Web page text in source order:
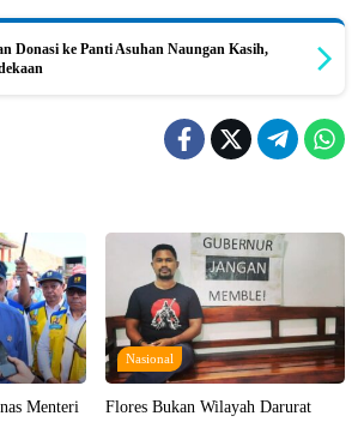
Donasi ke Panti Asuhan Naungan Kasih,
Menteri
Nasional
Flores Bukan Wilayah Darurat